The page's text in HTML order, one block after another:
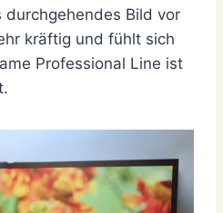
durchgehendes Bild vor
kräftig und fühlt sich
Professional Line ist